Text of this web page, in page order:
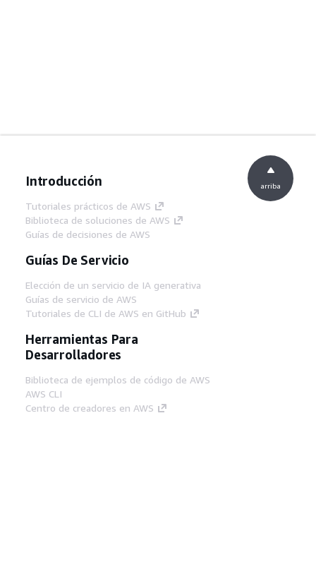
Introducción
Tutoriales prácticos de AWS
Biblioteca de soluciones de AWS
Guías de decisiones de AWS
Guías De Servicio
Elección de un servicio de IA generativa
Guías de servicio de AWS
Tutoriales de CLI de AWS en GitHub
Herramientas Para
Desarrolladores
Biblioteca de ejemplos de código de AWS
AWS CLI
Centro de creadores en AWS
arriba